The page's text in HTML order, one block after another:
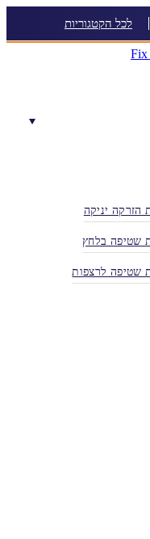
לכל הקטגוריות
הזרקה יניקה
שטיפה בלחץ
שטיפה לרצפות